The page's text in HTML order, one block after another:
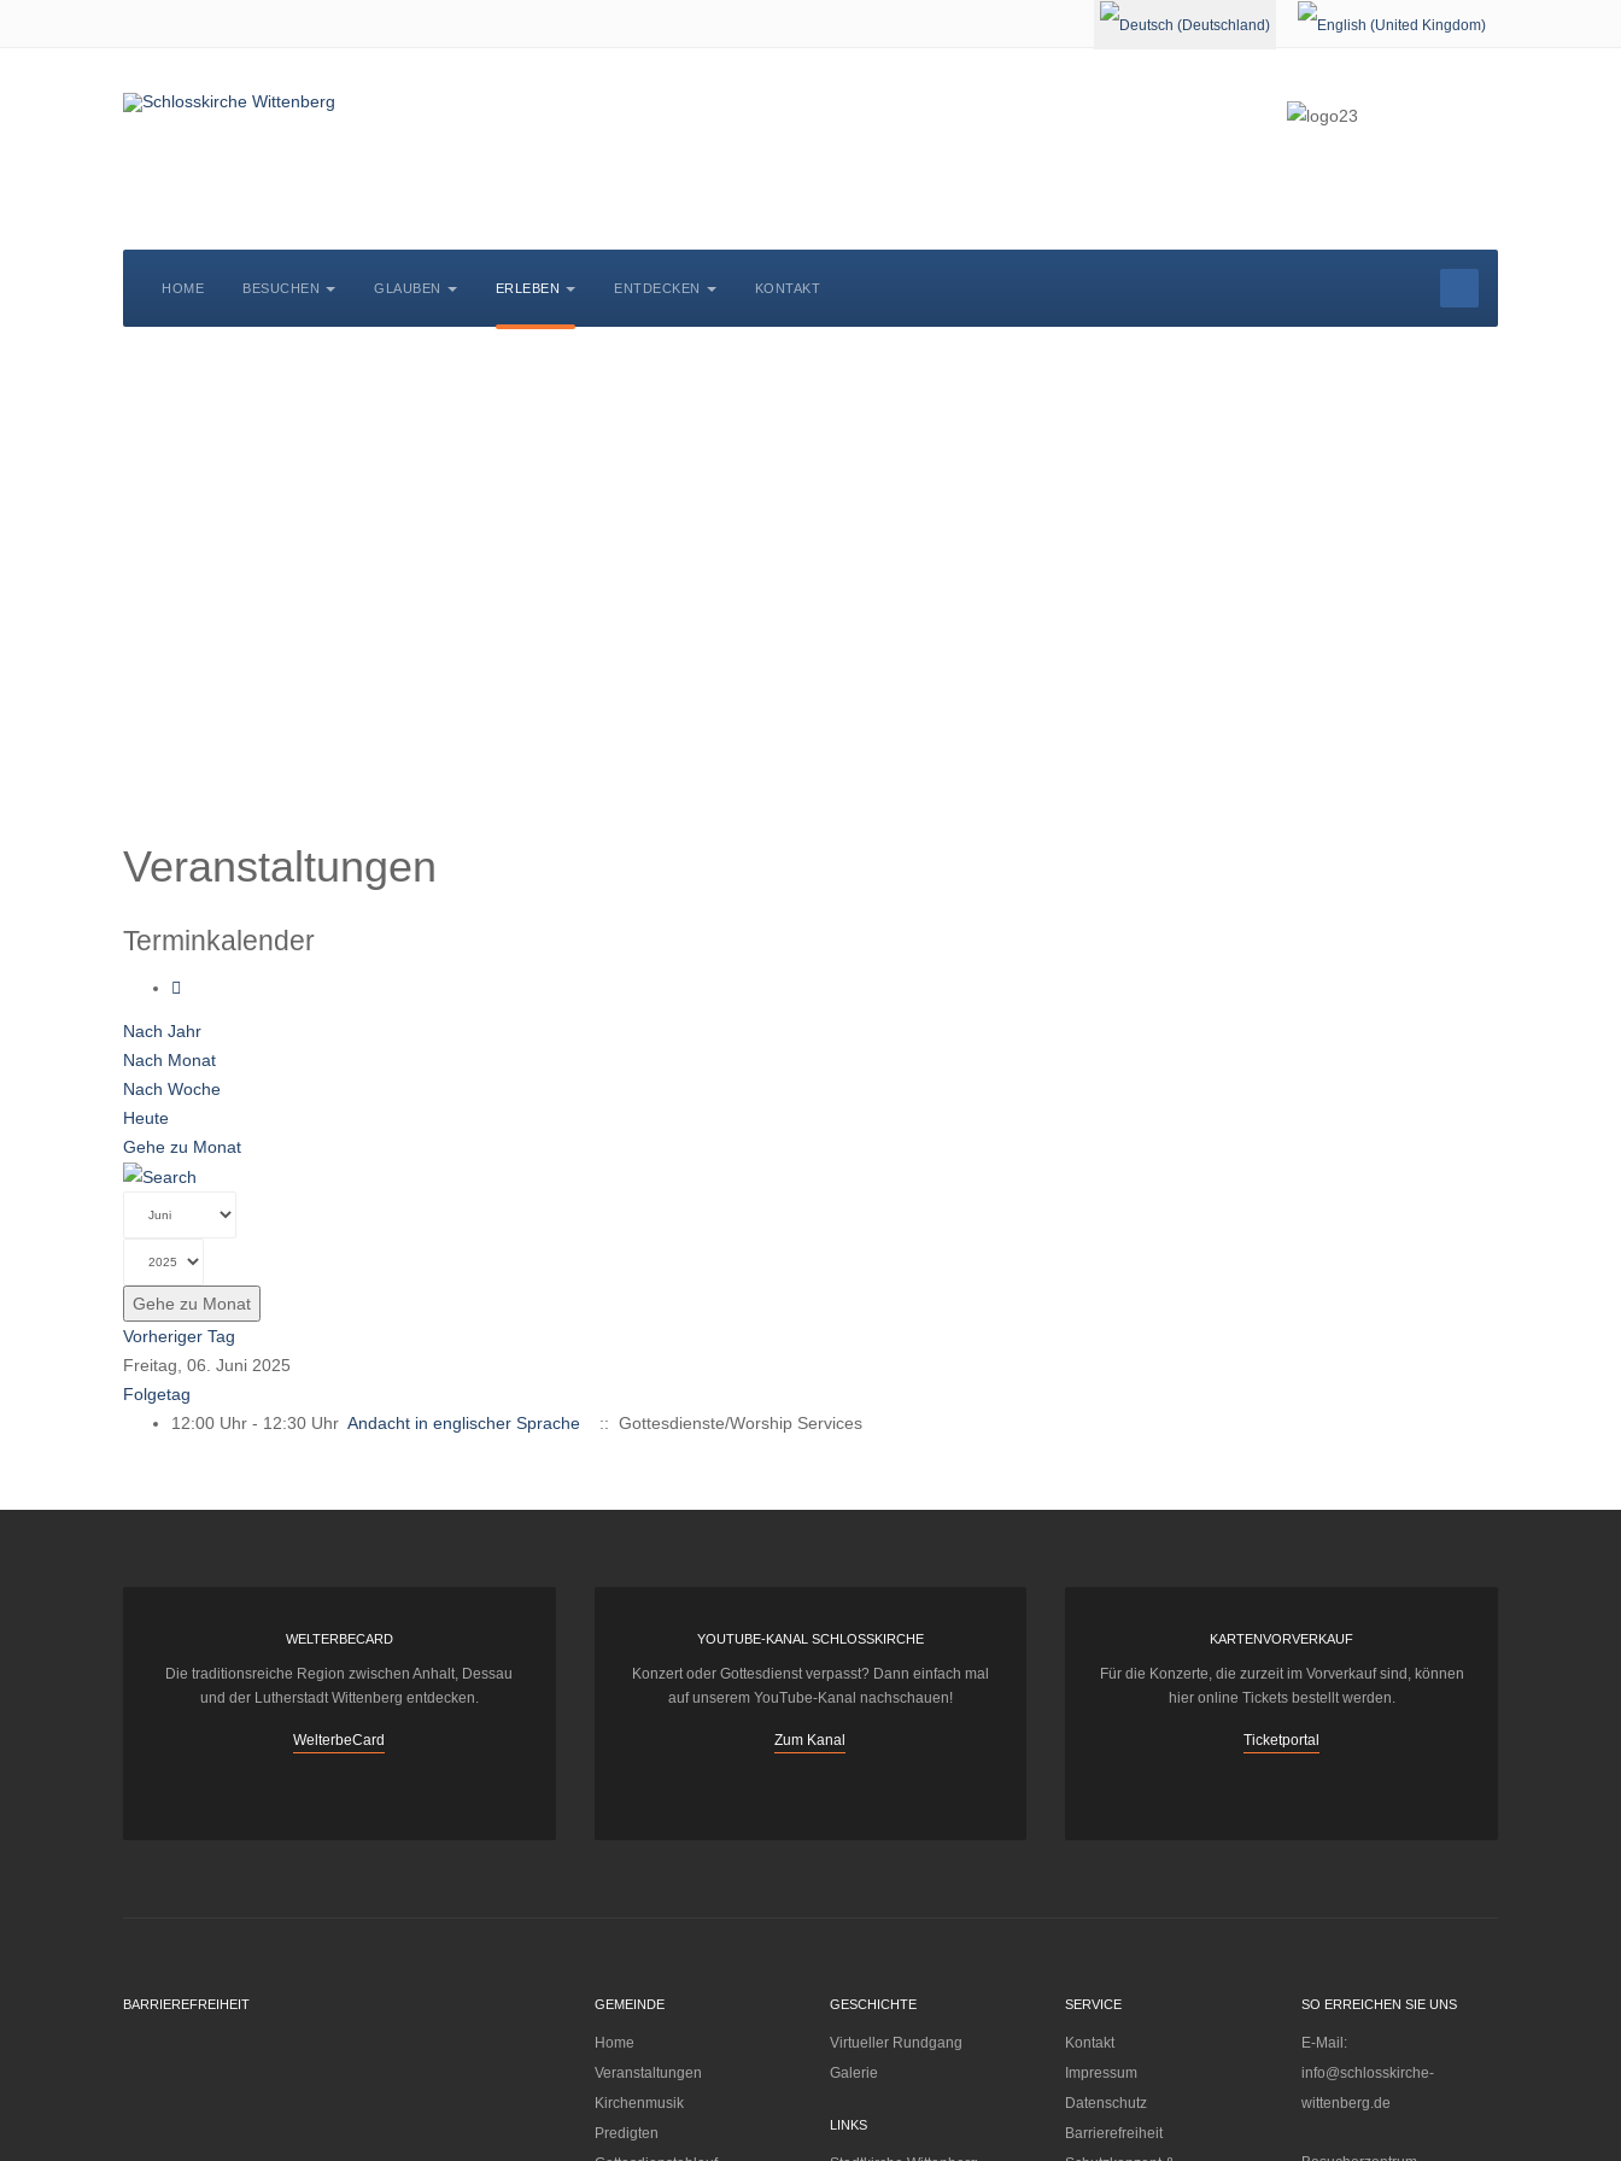
Sprache auswählen
HOME BESUCHEN GLAUBEN ERLEBEN ENTDECKEN KONTAKT
Veranstaltungen
Terminkalender
Nach Jahr
Nach Monat
Nach Woche
Heute
Gehe zu Monat
Gehe zu Monat
Vorheriger Tag
Freitag, 06. Juni 2025
Folgetag
12:00 Uhr - 12:30 Uhr Andacht in englischer Sprache :: Gottesdienste/Worship Services
WELTERBECARD
Die traditionsreiche Region zwischen Anhalt, Dessau
und der Lutherstadt Wittenberg entdecken.
WelterbeCard
YOUTUBE-KANAL SCHLOSSKIRCHE
Konzert oder Gottesdienst verpasst? Dann einfach mal
auf unserem YouTube-Kanal nachschauen!
Zum Kanal
KARTENVORVERKAUF
Für die Konzerte, die zurzeit im Vorverkauf sind, können
hier online Tickets bestellt werden.
Ticketportal
BARRIEREFREIHEIT GEMEINDE
Home
Veranstaltungen
Kirchenmusik
Predigten
GESCHICHTE
Virtueller Rundgang
Galerie
LINKS
SERVICE
Kontakt
Impressum
Datenschutz
Barrierefreiheit
SO ERREICHEN SIE UNS
E-Mail:
info@schlosskirche-
wittenberg.de